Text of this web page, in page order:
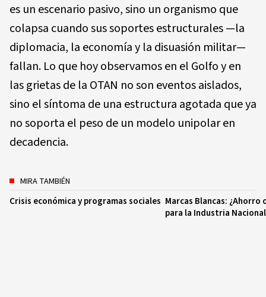
es un escenario pasivo, sino un organismo que
colapsa cuando sus soportes estructurales —la
diplomacia, la economía y la disuasión militar—
fallan. Lo que hoy observamos en el Golfo y en
las grietas de la OTAN no son eventos aislados,
sino el síntoma de una estructura agotada que ya
no soporta el peso de un modelo unipolar en
decadencia.
MIRA TAMBIÉN
Crisis económica y programas sociales Marcas Blancas: ¿Ahorro
para la Industria